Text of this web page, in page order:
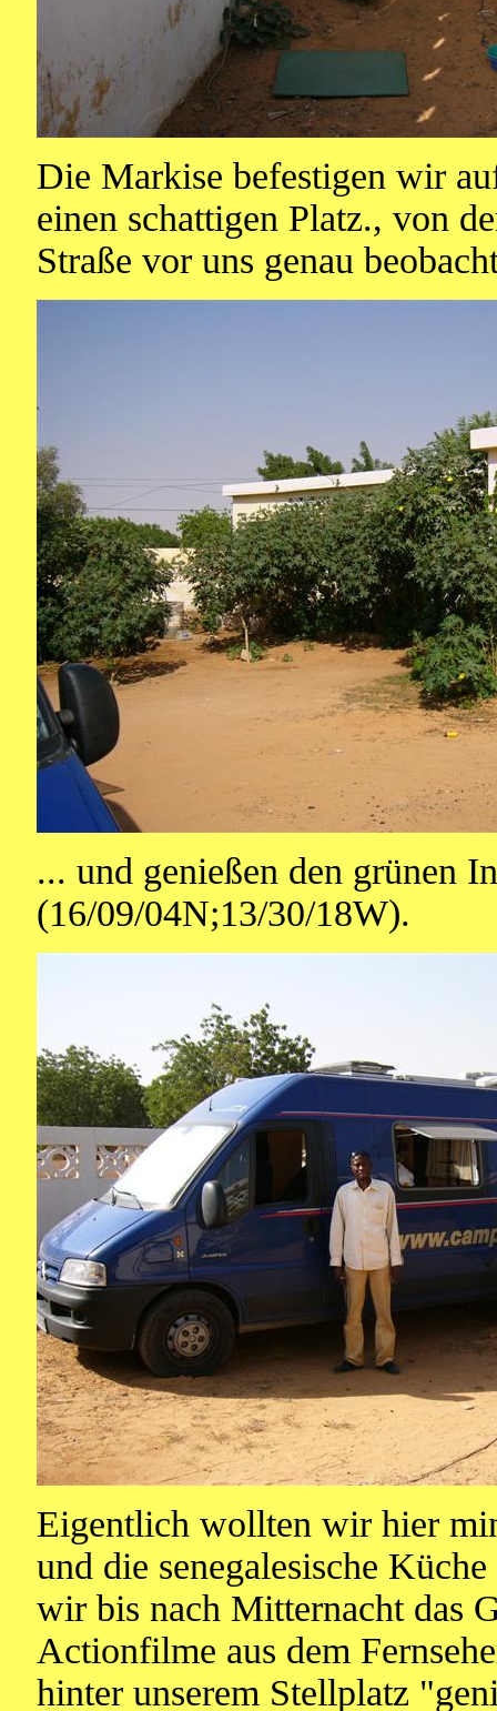
Die Markise befestigen wir
einen schattigen Platz., von
Straße vor uns genau
... und genießen den grünen
(16/09/04N;13/30/18W).
Eigentlich wollten wir hier
und die senegalesische
wir bis nach Mitternacht das
Actionfilme aus dem
hinter unserem Stellplatz